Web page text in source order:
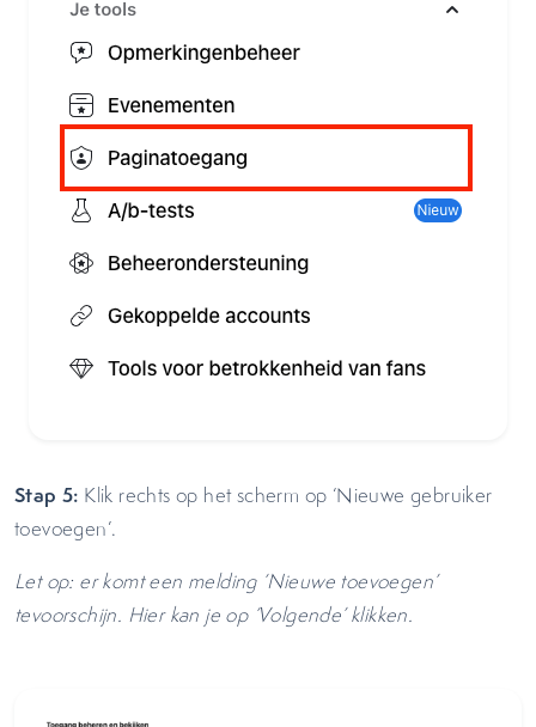
Stap 5: Klik rechts op het scherm op ‘Nieuwe gebruiker
toevoegen’.
Let op: er komt een melding ‘Nieuwe toevoegen’
tevoorschijn. Hier kan je op ‘Volgende’ klikken.